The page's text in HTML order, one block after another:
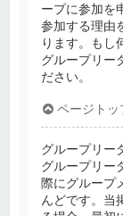
ープに参加を
参加する理由
ります。もし
グループリー
ださい。
ページトッ
グループリー
グループリー
際にグループ
んどです。当